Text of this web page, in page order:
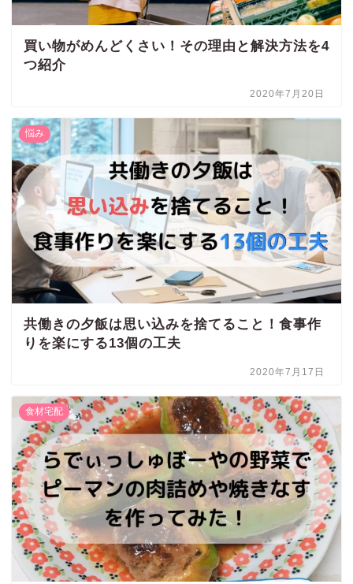
買い物がめんどくさい！その理由と解決方法を4
つ紹介
2020年7月20日
悩み
共働きの夕飯は思い込みを捨てること！食事作
りを楽にする13個の工夫
2020年7月17日
食材宅配